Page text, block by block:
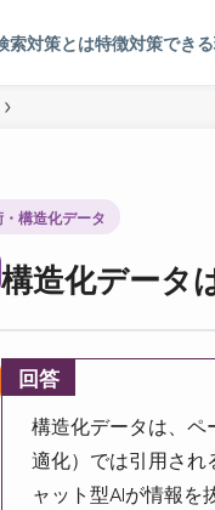
索対策とは特徴対策でき
構造化データ
構造化データ
回答
構造化データは、ペ
適化）では引用され
ャット型AIが情報を